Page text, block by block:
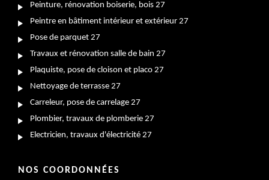
Peinture, rénovation boiserie, bois 27
Peintre en bâtiment intérieur et extérieur 27
Pose de parquet 27
Travaux et rénovation salle de bain 27
Plaquiste, pose de cloison et placo 27
Nettoyage de terrasse 27
Carreleur, pose de carrelage 27
Plombier, travaux de plomberie 27
Electricien, travaux d'électricité 27
NOS COORDONNÉES